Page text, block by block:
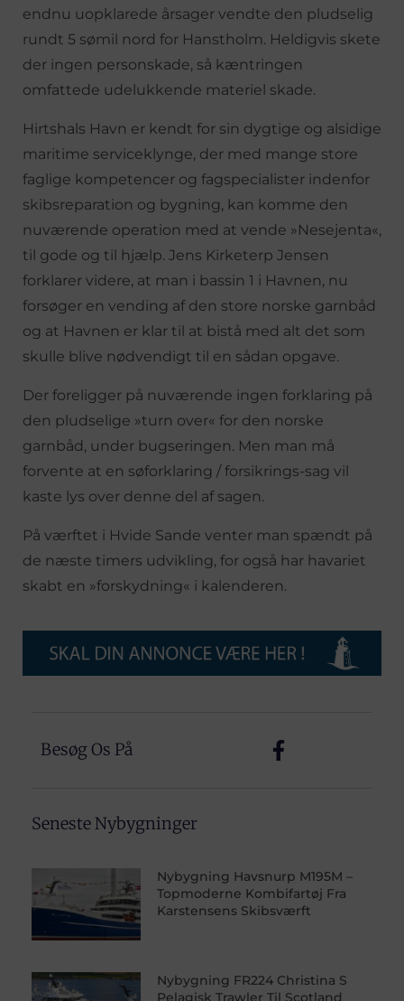
endnu uopklarede årsager vendte den pludselig
rundt 5 sømil nord for Hanstholm. Heldigvis skete
der ingen personskade, så kæntringen
omfattede udelukkende materiel skade.
Hirtshals Havn er kendt for sin dygtige og alsidige
maritime serviceklynge, der med mange store
faglige kompetencer og fagspecialister indenfor
skibsreparation og bygning, kan komme den
nuværende operation med at vende »Nesejenta«,
til gode og til hjælp. Jens Kirketerp Jensen
forklarer videre, at man i bassin 1 i Havnen, nu
forsøger en vending af den store norske garnbåd
og at Havnen er klar til at bistå med alt det som
skulle blive nødvendigt til en sådan opgave.
Der foreligger på nuværende ingen forklaring på
den pludselige »turn over« for den norske
garnbåd, under bugseringen. Men man må
forvente at en søforklaring / forsikrings-sag vil
kaste lys over denne del af sagen.
På værftet i Hvide Sande venter man spændt på
de næste timers udvikling, for også har havariet
skabt en »forskydning« i kalenderen.
Besøg Os På
Seneste Nybygninger
Nybygning Havsnurp M195M –
Topmoderne Kombifartøj Fra
Karstensens Skibsværft
Nybygning FR224 Christina S
Pelagisk Trawler Til Scotland